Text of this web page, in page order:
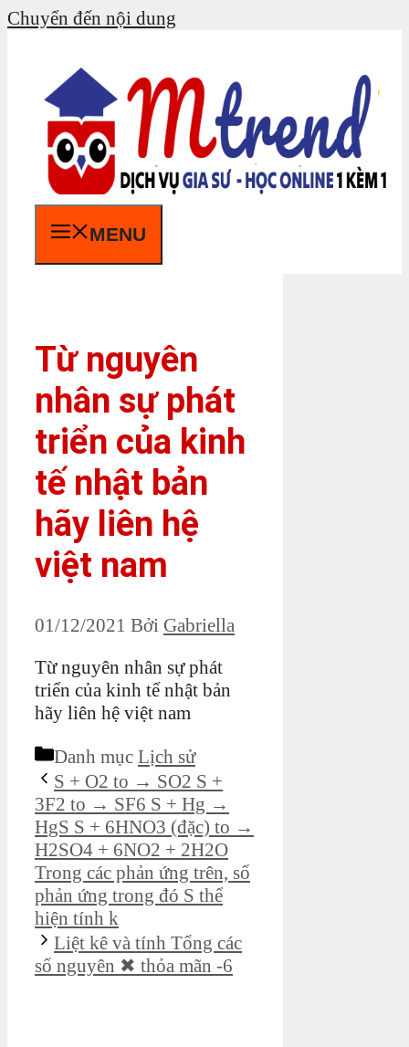
Chuyển đến nội dung
MENU
Từ nguyên
nhân sự phát
triển của kinh
tế nhật bản
hãy liên hệ
việt nam
01/12/2021 Bởi Gabriella
Từ nguyên nhân sự phát
triển của kinh tế nhật bản
hãy liên hệ việt nam
Danh mục Lịch sử
S + O2 to → SO2 S +
3F2 to → SF6 S + Hg →
HgS S + 6HNO3 (đặc) to →
H2SO4 + 6NO2 + 2H2O
Trong các phản ứng trên, số
phản ứng trong đó S thể
hiện tính k
Liệt kê và tính Tổng các
số nguyên ✖ thỏa mãn -6